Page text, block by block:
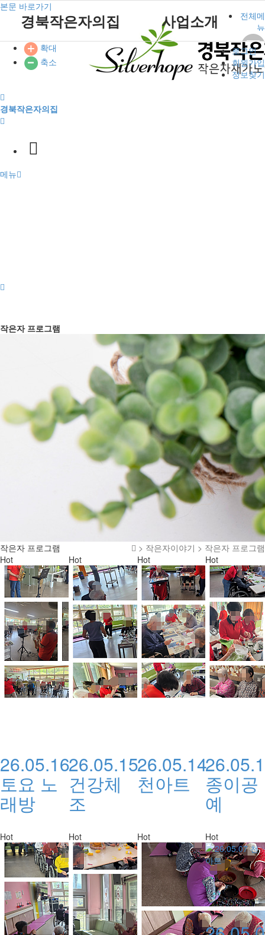
본문 바로가기
확대
축소
로그인
회원가입
정보찾기
경북작은자의집
경북작은자의집
원장인사말
시설소개
재단소개
사업소개
주요서비스
월중계획
작은자이야기
작은자 소식
작은자 프로그램
작은자재가센터
재가센터 갤러리
재가센터 특화프로그램
푸른솔 교회소개
설립취지 및 연혁
후원과 봉사
후원 안내
자원봉사 안내
공지사항
자유게시판
전체메
뉴
메뉴
작은자 프로그램
> 작은자이야기 > 작은자 프로그램
작은자 프로그램
Hot
26.05.16
토요 노
래방
Hot
26.05.15
건강체
조
Hot
26.05.14
천아트
Hot
종이공
예
Hot Hot Hot Hot